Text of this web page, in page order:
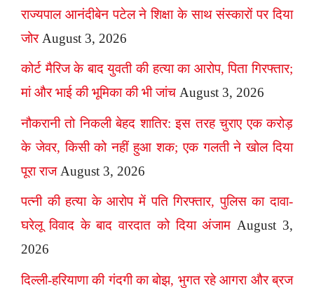
राज्यपाल आनंदीबेन पटेल ने शिक्षा के साथ संस्कारों पर दिया
जोर August 3, 2026
कोर्ट मैरिज के बाद युवती की हत्या का आरोप, पिता गिरफ्तार;
मां और भाई की भूमिका की भी जांच August 3, 2026
नौकरानी तो निकली बेहद शातिर: इस तरह चुराए एक करोड़
के जेवर, किसी को नहीं हुआ शक; एक गलती ने खोल दिया
पूरा राज August 3, 2026
पत्नी की हत्या के आरोप में पति गिरफ्तार, पुलिस का दावा-
घरेलू विवाद के बाद वारदात को दिया अंजाम August 3,
2026
दिल्ली-हरियाणा की गंदगी का बोझ, भुगत रहे आगरा और ब्रज